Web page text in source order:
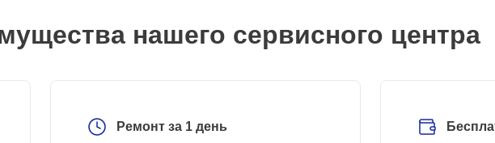
нашего сервисного центра
Ремонт за 1 день